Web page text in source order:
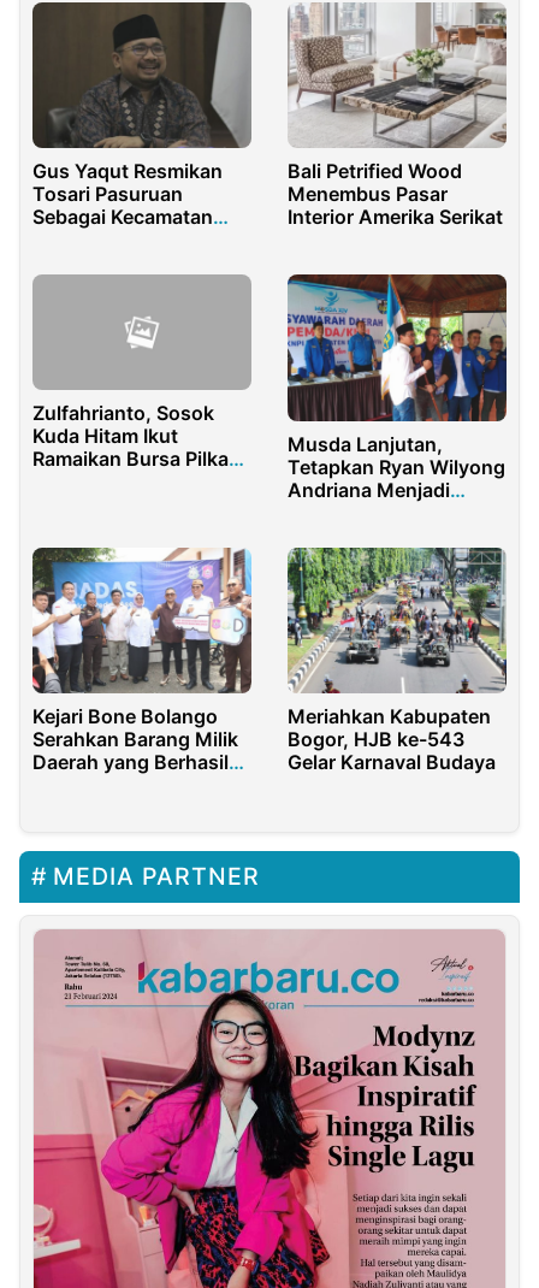
Gus Yaqut Resmikan
Tosari Pasuruan
Sebagai Kecamatan
Bali Petrified Wood
Menembus Pasar
Interior Amerika Serikat
Zulfahrianto, Sosok
Kuda Hitam Ikut
Ramaikan Bursa Pilkada
Musda Lanjutan,
Tetapkan Ryan Wilyong
Andriana Menjadi
Kejari Bone Bolango
Serahkan Barang Milik
Daerah yang Berhasil
yang kuat
Meriahkan Kabupaten
Bogor, HJB ke-543
Gelar Karnaval Budaya
MEDIA PARTNER